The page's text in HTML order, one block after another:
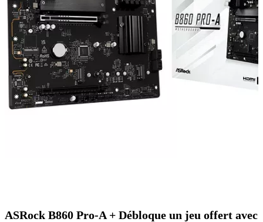
ASRock B860 Pro-A + Débloque un jeu offert avec